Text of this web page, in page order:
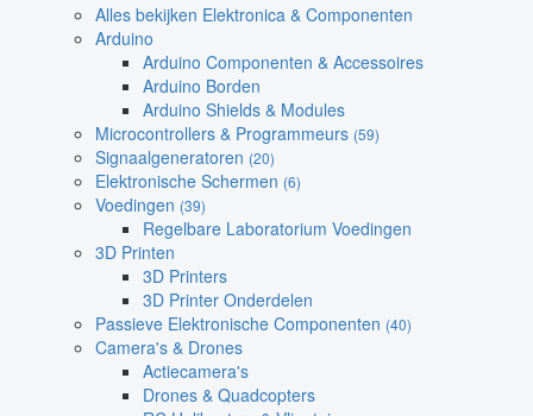
Alles bekijken Elektronica & Componenten
Arduino
Arduino Componenten & Accessoires
Arduino Borden
Arduino Shields & Modules
Microcontrollers & Programmeurs (59)
Signaalgeneratoren (20)
Elektronische Schermen (6)
Voedingen (39)
Regelbare Laboratorium Voedingen
3D Printen
3D Printers
3D Printer Onderdelen
Passieve Elektronische Componenten (40)
Camera's & Drones
Actiecamera's
Drones & Quadcopters